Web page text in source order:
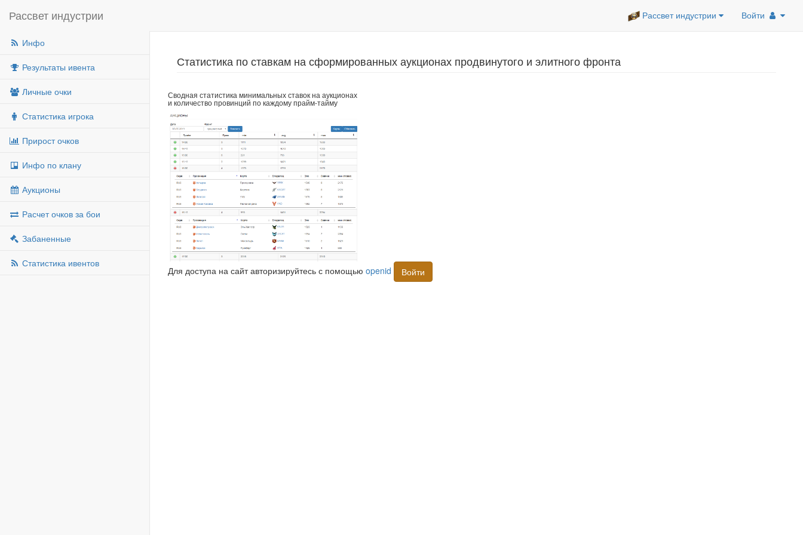
Рассвет индустрии Рассвет индустрии Войти
Инфо
Результаты ивента
Личные очки
Статистика игрока
Прирост очков
Инфо по клану
Аукционы
Расчет очков за бои
Забаненные
Статистика ивентов
Статистика по ставкам на сформированных аукционах продвинутого и элитного фронта
Сводная статистика минимальных ставок на аукционах
и количество провинций по каждому прайм-тайму
Для доступа на сайт авторизируйтесь с помощью openid Войти